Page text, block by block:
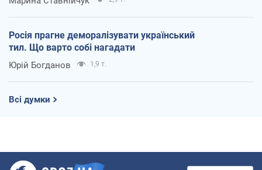
Росія прагне деморалізувати український
тил. Що варто собі нагадати
Юрій Богданов 1,9 т.
Всі думки